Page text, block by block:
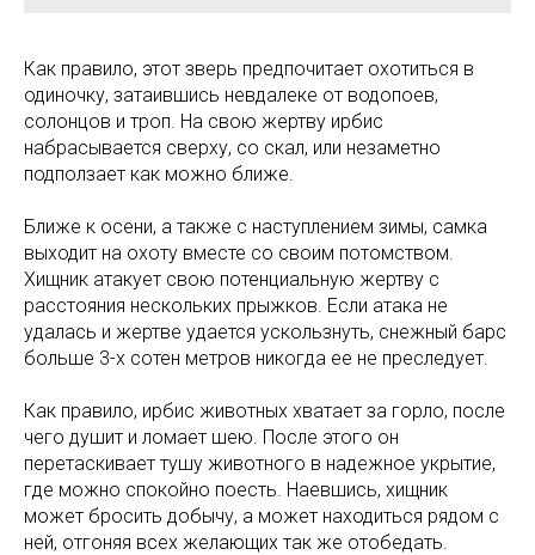
Как правило, этот зверь предпочитает охотиться в
одиночку, затаившись невдалеке от водопоев,
солонцов и троп. На свою жертву ирбис
набрасывается сверху, со скал, или незаметно
подползает как можно ближе.
Ближе к осени, а также с наступлением зимы, самка
выходит на охоту вместе со своим потомством.
Хищник атакует свою потенциальную жертву с
расстояния нескольких прыжков. Если атака не
удалась и жертве удается ускользнуть, снежный барс
больше 3-х сотен метров никогда ее не преследует.
Как правило, ирбис животных хватает за горло, после
чего душит и ломает шею. После этого он
перетаскивает тушу животного в надежное укрытие,
где можно спокойно поесть. Наевшись, хищник
может бросить добычу, а может находиться рядом с
ней, отгоняя всех желающих так же отобедать.